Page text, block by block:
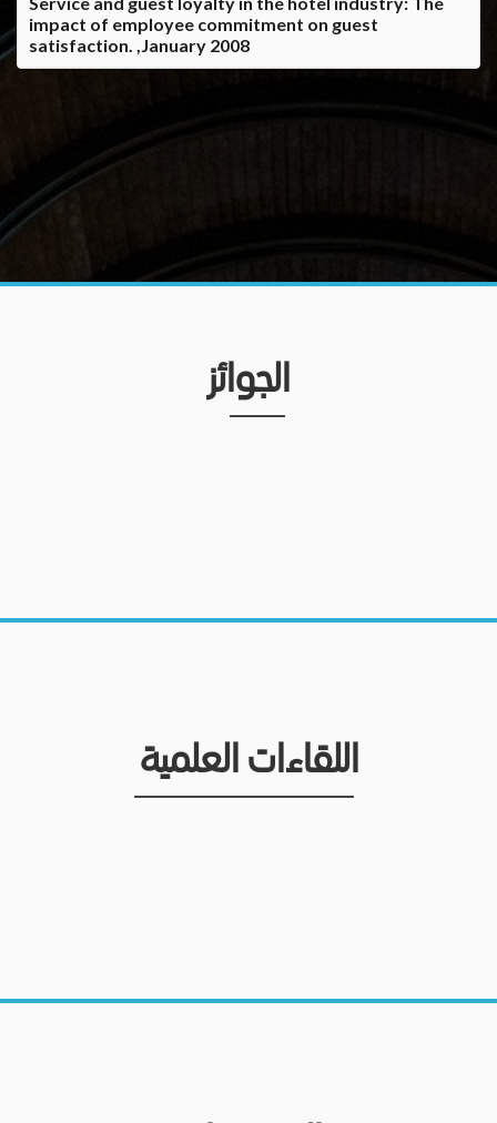
impact of employee commitment on guest
satisfaction. ,January 2008
الجوائز
اللقاءات العلمية